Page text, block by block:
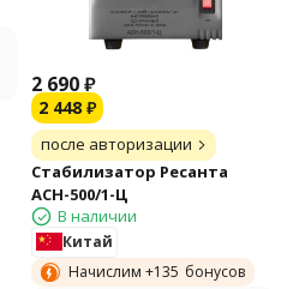
2 690₽
2 448 ₽
после авторизации
Стабилизатор Ресанта
АСН-500/1-Ц
В наличии
Китай
Начислим +135 бонусов